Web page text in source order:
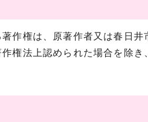
作権は、原著作者又は春日井
権法上認められた場合を除き